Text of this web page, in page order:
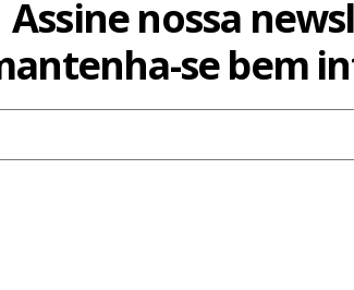
Assine nossa
se bem